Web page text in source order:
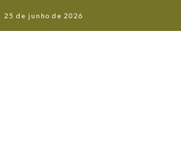
25 de junho de 2026